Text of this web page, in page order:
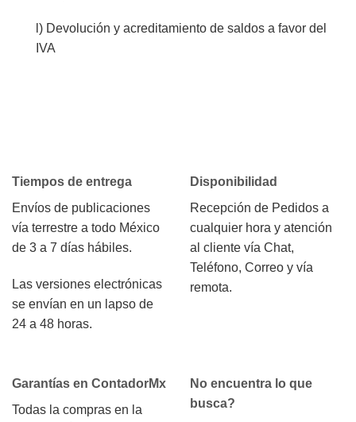
l) Devolución y acreditamiento de saldos a favor del
IVA
Tiempos de entrega
Envíos de publicaciones
vía terrestre a todo México
de 3 a 7 días hábiles.
Las versiones electrónicas
se envían en un lapso de
24 a 48 horas.
Disponibilidad
Recepción de Pedidos a
cualquier hora y atención
al cliente vía Chat,
Teléfono, Correo y vía
remota.
Garantías en ContadorMx
Todas la compras en la
No encuentra lo que
busca?